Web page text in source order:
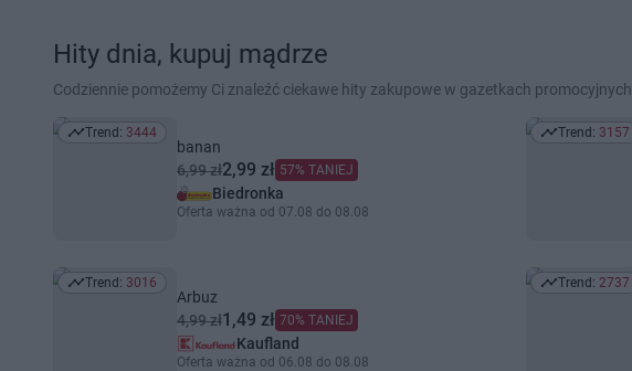
Hity dnia, kupuj mądrze
Codziennie pomożemy Ci znaleźć ciekawe hity zakupowe w gazetkach promocyjnych
Trend: 3444
Trend: 3444
banan
6,99 zł2,99 zł 57% TANIEJ
Biedronka
Oferta ważna od 07.08 do 08.08
Trend: 3157
Trend: 3157
Trend: 3016
Trend: 3016
Arbuz
4,99 zł1,49 zł 70% TANIEJ
Kaufland
Oferta ważna od 06.08 do 08.08
Trend: 2737
Trend: 2737